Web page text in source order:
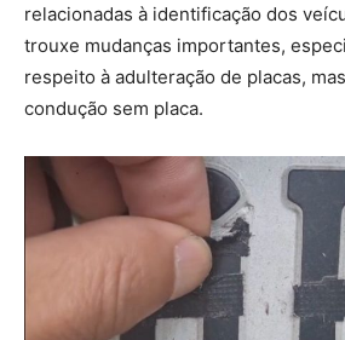
relacionadas à identificação dos
trouxe mudanças importantes,
respeito à adulteração de placas,
condução sem placa.